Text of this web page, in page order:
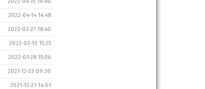
2022-04-14 14:48
2022-02-27 18:40
2022-02-13 15:25
2022-01-28 15:06
2021-12-23 09:30
2021-12-21 14:01